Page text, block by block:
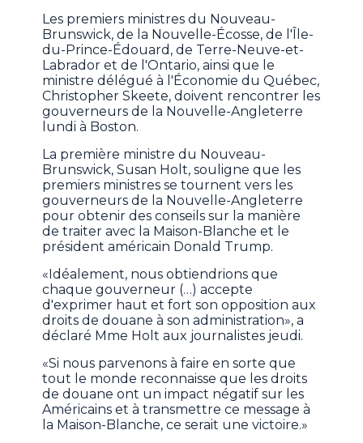
Les premiers ministres du Nouveau-
Brunswick, de la Nouvelle-Écosse, de l'Île-
du-Prince-Édouard, de Terre-Neuve-et-
Labrador et de l'Ontario, ainsi que le
ministre délégué à l'Économie du Québec,
Christopher Skeete, doivent rencontrer les
gouverneurs de la Nouvelle-Angleterre
lundi à Boston.
La première ministre du Nouveau-
Brunswick, Susan Holt, souligne que les
premiers ministres se tournent vers les
gouverneurs de la Nouvelle-Angleterre
pour obtenir des conseils sur la manière
de traiter avec la Maison-Blanche et le
président américain Donald Trump.
«Idéalement, nous obtiendrions que
chaque gouverneur (…) accepte
d'exprimer haut et fort son opposition aux
droits de douane à son administration», a
déclaré Mme Holt aux journalistes jeudi.
«Si nous parvenons à faire en sorte que
tout le monde reconnaisse que les droits
de douane ont un impact négatif sur les
Américains et à transmettre ce message à
la Maison-Blanche, ce serait une victoire.»